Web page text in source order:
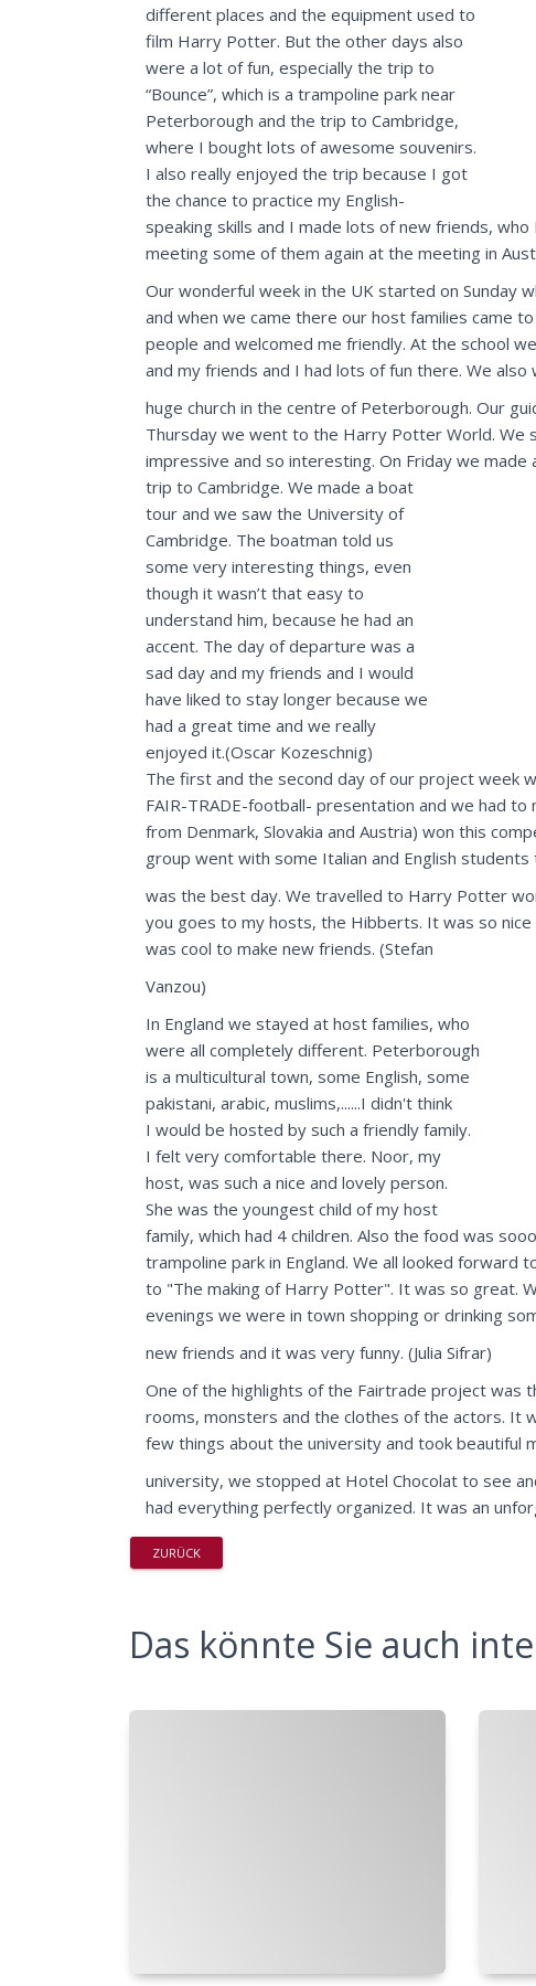
different places and the equipment used to
film Harry Potter. But the other days also
were a lot of fun, especially the trip to
“Bounce”, which is a trampoline park near
Peterborough and the trip to Cambridge,
where I bought lots of awesome souvenirs.
I also really enjoyed the trip because I got
the chance to practice my English-
speaking skills and I made lots of new friends,
meeting some of them again at the meeting in
Our wonderful week in the UK started on Sunday
and when we came there our host families came
people and welcomed me friendly. At the school
and my friends and I had lots of fun there. We
huge church in the centre of Peterborough. Our
Thursday we went to the Harry Potter World. We
impressive and so interesting. On Friday we made
trip to Cambridge. We made a boat
tour and we saw the University of
Cambridge. The boatman told us
some very interesting things, even
though it wasn’t that easy to
understand him, because he had an
accent. The day of departure was a
sad day and my friends and I would
have liked to stay longer because we
had a great time and we really
enjoyed it.(Oscar Kozeschnig)
The first and the second day of our project week
FAIR-TRADE-football- presentation and we had
from Denmark, Slovakia and Austria) won this
group went with some Italian and English
was the best day. We travelled to Harry Potter
you goes to my hosts, the Hibberts. It was so
was cool to make new friends. (Stefan
Vanzou)
In England we stayed at host families, who
were all completely different. Peterborough
is a multicultural town, some English, some
pakistani, arabic, muslims,......I didn't think
I would be hosted by such a friendly family.
I felt very comfortable there. Noor, my
host, was such a nice and lovely person.
She was the youngest child of my host
family, which had 4 children. Also the food was
trampoline park in England. We all looked
to "The making of Harry Potter". It was so great.
evenings we were in town shopping or drinking
new friends and it was very funny. (Julia Sifrar)
One of the highlights of the Fairtrade project was
rooms, monsters and the clothes of the actors. It
few things about the university and took beautiful
university, we stopped at Hotel Chocolat to see
had everything perfectly organized. It was an
ZURÜCK
Das könnte Sie auch